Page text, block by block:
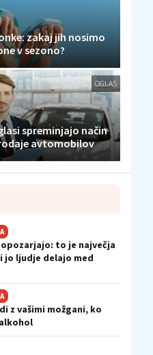
zakaj jih nosimo
v sezono?
OGLAS
spreminjajo način
avtomobilov
to je največja
jo ljudje delajo med
z vašimi možgani, ko